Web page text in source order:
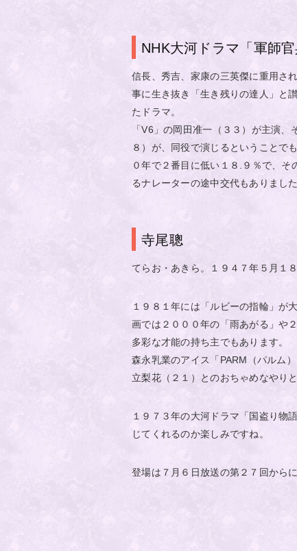
NHK大河ドラマ「軍師官
信長、秀吉、家康の三英傑に重用さ
事に生き抜き「生き残りの達人」と
たドラマ。
「V6」の岡田准一（３３）が主演
８）が、同役で演じるということで
０年で２番目に低い１８.９％で、
るナレーターの途中交代もありました
寺尾聰
てらお・あきら。１９４７年５月１
１９８１年には「ルビーの指輪」が
画では２０００年の「雨あがる」や
多彩な才能の持ち主でもあります。
森永乳業のアイス「PARM（パルム
立梨花（２１）とのおちゃめなやり
１９７３年の大河ドラマ「国盗り物
じてくれるのか楽しみですね。
登場は７月６日放送の第２７回からに